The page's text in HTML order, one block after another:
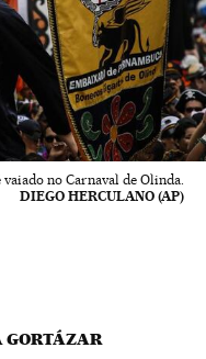
no Carnaval de Olinda.
DIEGO HERCULANO (AP)